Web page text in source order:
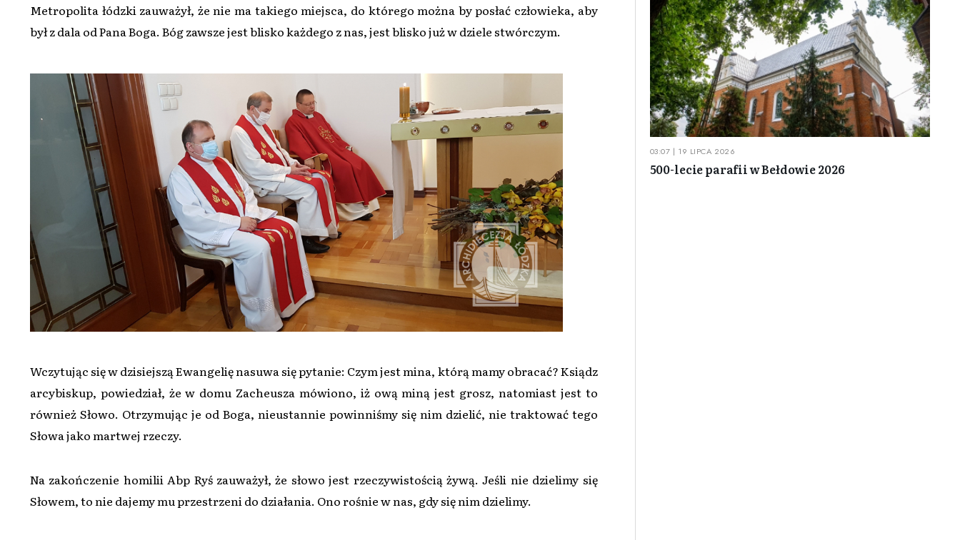
Metropolita łódzki zauważył, że nie ma takiego miejsca, do którego można by posłać człowieka, aby
był z dala od Pana Boga. Bóg zawsze jest blisko każdego z nas, jest blisko już w dziele stwórczym.
Wczytując się w dzisiejszą Ewangelię nasuwa się pytanie: Czym jest mina, którą mamy obracać? Ksiądz
arcybiskup, powiedział, że w domu Zacheusza mówiono, iż ową miną jest grosz, natomiast jest to
również Słowo. Otrzymując je od Boga, nieustannie powinniśmy się nim dzielić, nie traktować tego
Słowa jako martwej rzeczy.
Na zakończenie homilii Abp Ryś zauważył, że słowo jest rzeczywistością żywą. Jeśli nie dzielimy się
Słowem, to nie dajemy mu przestrzeni do działania. Ono rośnie w nas, gdy się nim dzielimy.
03:07 | 19 LIPCA 2026
500-lecie parafii w Bełdowie 2026